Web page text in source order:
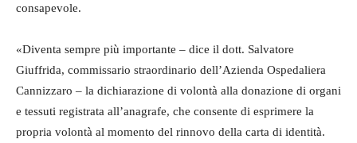
consapevole.
«Diventa sempre più importante – dice il dott. Salvatore
Giuffrida, commissario straordinario dell’Azienda Ospedaliera
Cannizzaro – la dichiarazione di volontà alla donazione di organi
e tessuti registrata all’anagrafe, che consente di esprimere la
propria volontà al momento del rinnovo della carta di identità.